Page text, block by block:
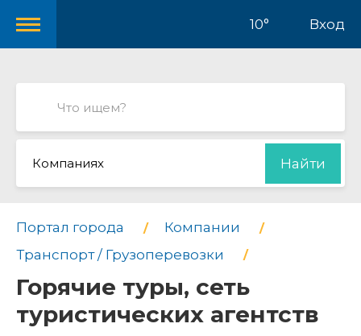
10° Вход
Компаниях Найти
Портал города
Компании
Транспорт / Грузоперевозки
Горячие туры, сеть
туристических агентств